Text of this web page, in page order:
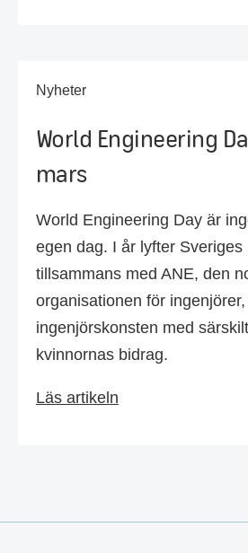
Nyheter
World Engineering
mars
World Engineering Day är
egen dag. I år lyfter Sveriges
tillsammans med ANE, den
organisationen för
ingenjörskonsten med
kvinnornas bidrag.
Läs artikeln